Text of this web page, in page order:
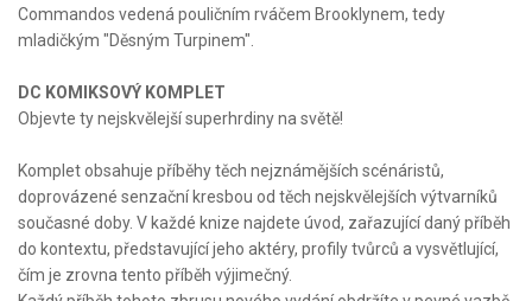
Commandos vedená pouličním rváčem Brooklynem, tedy
mladičkým "Děsným Turpinem".
DC KOMIKSOVÝ KOMPLET
Objevte ty nejskvělejší superhrdiny na světě!
Komplet obsahuje příběhy těch nejznámějších scénáristů,
doprovázené senzační kresbou od těch nejskvělejších výtvarníků
současné doby. V každé knize najdete úvod, zařazující daný příběh
do kontextu, představující jeho aktéry, profily tvůrců a vysvětlující,
čím je zrovna tento příběh výjimečný.